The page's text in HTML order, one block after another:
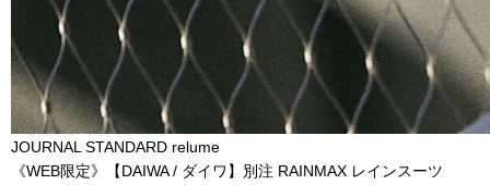
JOURNAL STANDARD relume
《WEB限定》【DAIWA / ダイワ】別注 RAINMAX レインスーツ